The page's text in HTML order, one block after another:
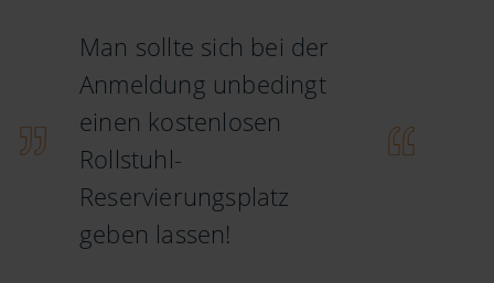
Man sollte sich bei der
Anmeldung unbedingt
einen kostenlosen
Rollstuhl-
Reservierungsplatz
geben lassen!